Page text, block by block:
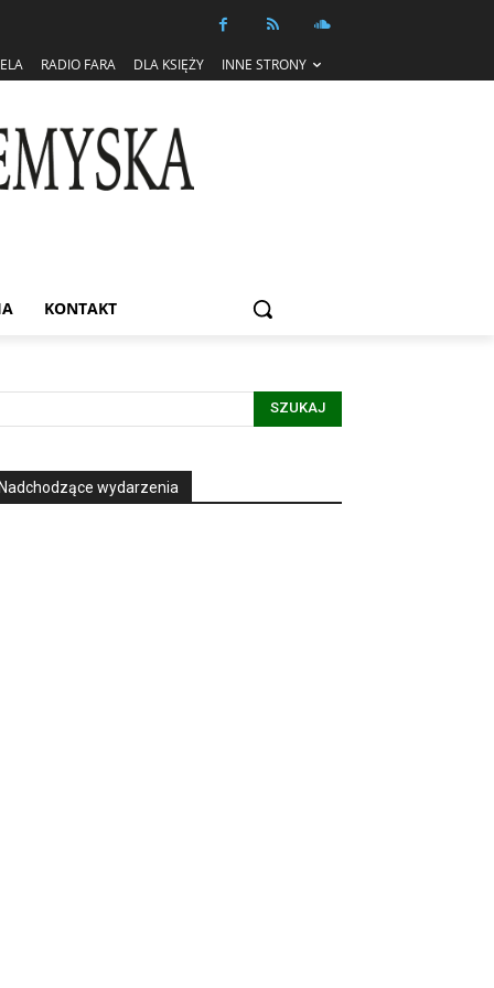
RADIO FARA DLA KSIĘŻY INNE STRONY
KONTAKT
SZUKAJ
Nadchodzące wydarzenia